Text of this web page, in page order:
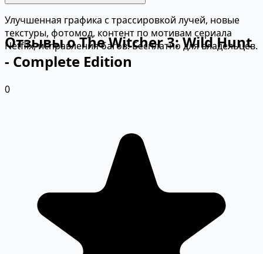
Улучшенная графика с трассировкой лучей, новые
текстуры, фотомод, контент по мотивам сериала
Netflix, исправления багов. Бесплатно для владельцев.
Отзывы о The Witcher 3: Wild Hunt
- Complete Edition
0